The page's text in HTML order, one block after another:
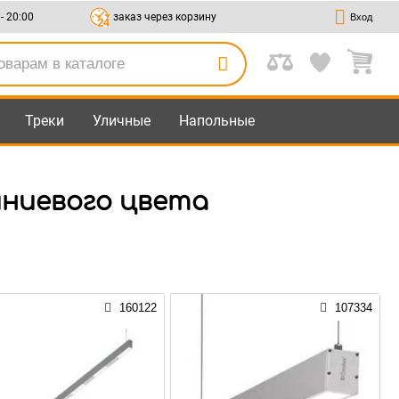
20:00 заказ через корзину Вход
Треки Уличные Напольные
цвета
160122 107334